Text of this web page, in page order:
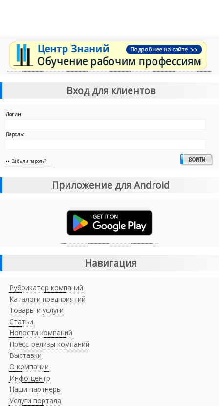
Вход для клиентов
Логин:
Пароль:
Забыли пароль?
Приложение для Android
Навигация
Рубрикатор компаний
Каталоги предприятий
Товары и услуги
Статьи
Новости компаний
Пресс-релизы компаний
Выставки
О компании
Инфо-центр
Наши партнеры
Услуги портала